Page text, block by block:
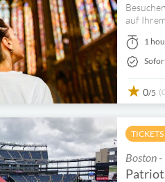
auf
1
0/5
Boston -